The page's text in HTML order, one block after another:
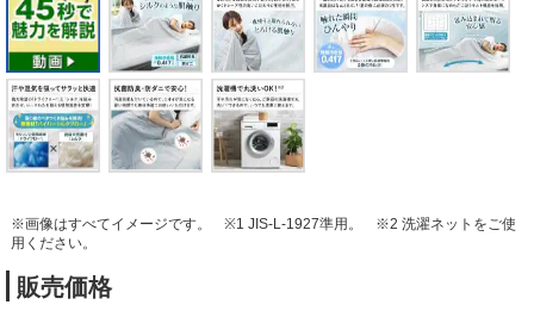
※画像はすべてイメージです。 ※1 JIS-L-1927準用。
※2 洗濯ネットをご使
用ください。
販売価格